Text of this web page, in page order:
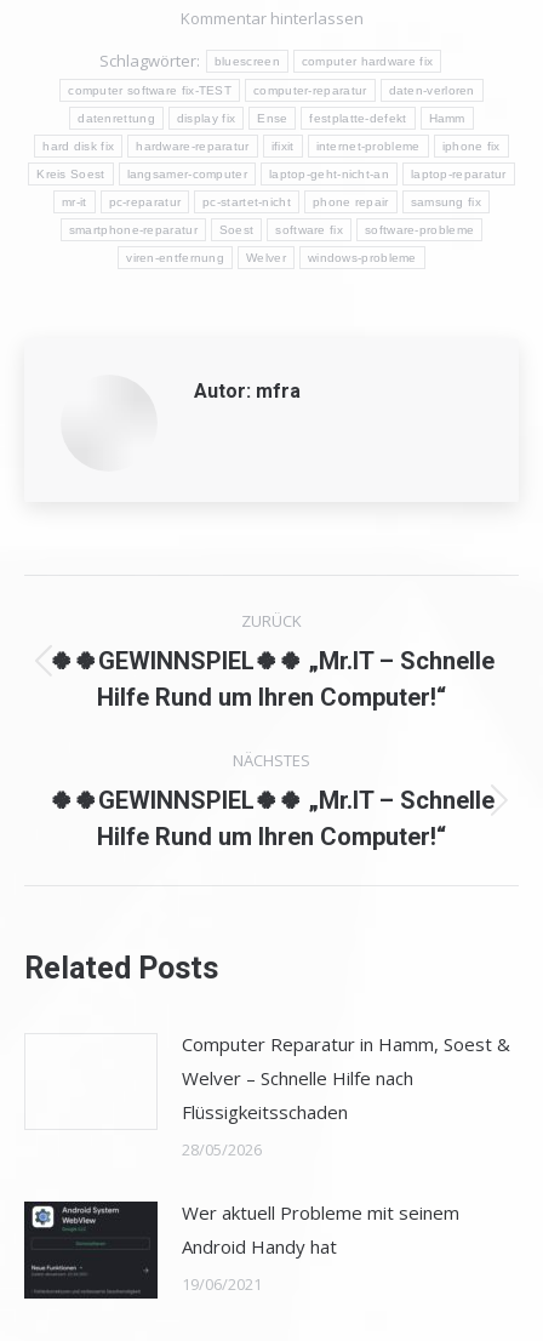
Kommentar hinterlassen
Schlagwörter:
bluescreen computer hardware fix
computer software fix-TEST computer-reparatur daten-verloren
datenrettung display fix Ense festplatte-defekt Hamm
hard disk fix hardware-reparatur ifixit internet-probleme iphone fix
Kreis Soest langsamer-computer laptop-geht-nicht-an laptop-reparatur
mr-it pc-reparatur pc-startet-nicht phone repair samsung fix
smartphone-reparatur Soest software fix software-probleme
viren-entfernung Welver windows-probleme
Autor: mfra
Kommentarnavigation
ZURÜCK
Vorheriger
Beitrag:
🍀🍀GEWINNSPIEL🍀🍀 „Mr.IT – Schnelle
Hilfe Rund um Ihren Computer!“
NÄCHSTES
Nächster
Beitrag:
🍀🍀GEWINNSPIEL🍀🍀 „Mr.IT – Schnelle
Hilfe Rund um Ihren Computer!“
Related Posts
Computer Reparatur in Hamm, Soest &
Welver – Schnelle Hilfe nach
Flüssigkeitsschaden
28/05/2026
Wer aktuell Probleme mit seinem
Android Handy hat
19/06/2021